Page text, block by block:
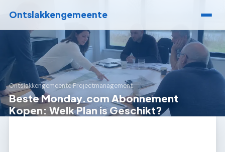
Ontslakkengemeente
Ontslakkengemeente›Projectmanagement
Beste Monday.com Abonnement
Kopen: Welk Plan is Geschikt?